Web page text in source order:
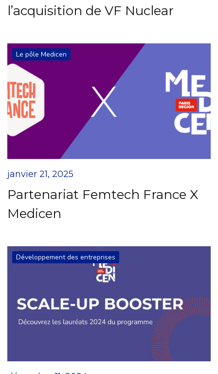
l’acquisition de VF Nuclear
Le pôle Medicen
janvier 21, 2025
Partenariat Femtech France X
Medicen
Développement des entreprises